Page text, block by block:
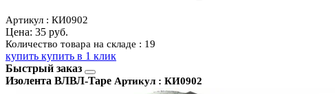
Артикул : КИ0902
Цена: 35 руб.
Количество товара на складе : 19
купить купить в 1 клик
Быстрый заказ
Изолента ВЛВЛ-Tape Артикул : КИ0902